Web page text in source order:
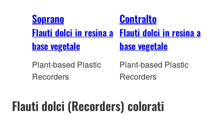
Soprano
Flauti dolci in resina a
base vegetale
Plant-based Plastic
Recorders
Contralto
Flauti dolci in resina a
base vegetale
Plant-based Plastic
Recorders
Flauti dolci (Recorders) colorati